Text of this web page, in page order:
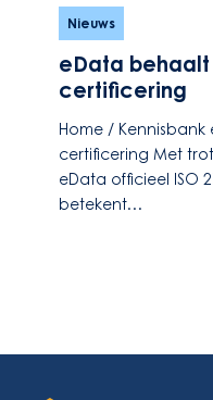
behaalt
27001-
certificering
Nieuws
eData behaalt
certificering
Home / Kennisbank
certificering Met
eData officieel ISO
betekent…